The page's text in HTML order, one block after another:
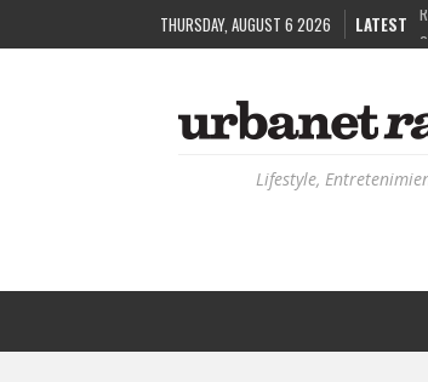
THURSDAY, AUGUST 6 2026 LATEST
Lifestyle,